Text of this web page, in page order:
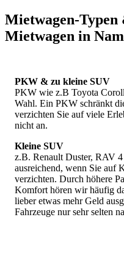
Personen sind häufig über
empfehlen wir immer
Falls Sie in der Reisezeit
Ihren Mietwagen- oder
an um die Verfügbarkeit zu
Detailinfos - Mietwagen
Als Alternative oder
Mietwagen bieten sich
Mehrtägige
Flugsafarismachen
Landes in 2 oder 3
Mietwagen-
Mietwagen in
PKW & zu kleine SUV
PKW wie z.B Toyota
Wahl. Ein PKW schränkt
verzichten Sie auf viele
nicht an.
Kleine SUV
z.B. Renault Duster, RAV
ausreichend, wenn Sie auf
verzichten. Durch höhere
Komfort hören wir häufig
lieber etwas mehr Geld
Fahrzeuge nur sehr selten